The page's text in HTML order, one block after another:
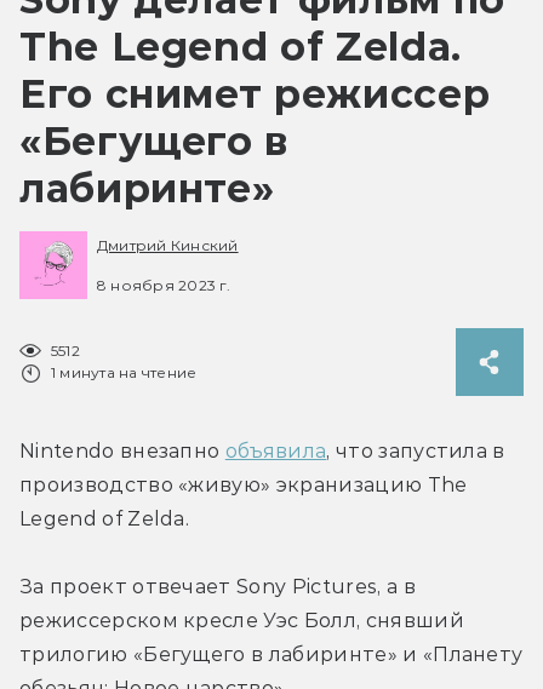
The Legend of Zelda.
Его снимет режиссер
«Бегущего в
лабиринте»
Дмитрий Кинский
8 ноября 2023 г.
5512
1 минута на чтение
Nintendo внезапно объявила, что запустила в
производство «живую» экранизацию The
Legend of Zelda.
За проект отвечает Sony Pictures, а в
режиссерском кресле Уэс Болл, снявший
трилогию «Бегущего в лабиринте» и «Планету